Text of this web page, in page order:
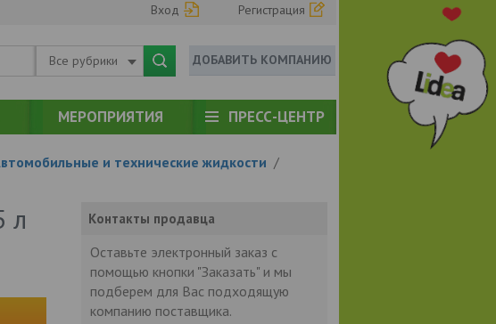
Вход Регистрация
Все рубрики ДОБАВИТЬ КОМПАНИЮ
МЕРОПРИЯТИЯ ПРЕСС-ЦЕНТР
и технические жидкости /
л Контакты продавца
Оставьте электронный заказ с
помощью кнопки "Заказать" и мы
подберем для Вас подходящую
компанию поставщика.